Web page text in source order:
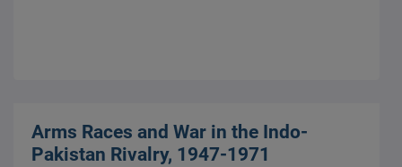
Arms Races and War in the Indo-
Pakistan Rivalry, 1947-1971